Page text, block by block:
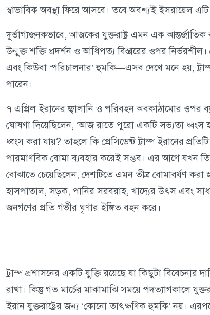
স্বাভাবিক অবস্থা ফিরে আসবে। তবে অবশ্যই ইসরায়েল
দুর্ভাগ্যজনকভাবে, আজকের যুক্তরাষ্ট্র এমন এক আন্তর্জাতিক
উন্মুক্ত শক্তি প্রদর্শন ও আধিপত্য বিস্তারের ওপর
এবং কিউবা ‘পরিচালনার’ হুমকি—এসব দেখে মনে হয়,
পারেন।
৭ এপ্রিল ইরানের জ্বালানি ও পরিবহন অবকাঠামোর ওপর
ঘোষণা দিয়েছিলেন, ‘আজ রাতে পুরো একটি সভ্যতা ধ্বংস
ধ্বংস করা যায়? তাহলে কি প্রেসিডেন্ট ট্রাম্প ইরানের
পারমাণবিক বোমা ব্যবহার করেই সম্ভব। এর আগে যখন
বোঝাতে চেয়েছিলেন, দেশটিতে এমন তীব্র বোমাবর্ষণ
হাসপাতাল, সড়ক, পানির সরবরাহ, খাদ্যের উৎস এবং
জনগণের প্রতি গভীর ঘৃণার ইঙ্গিত বহন করে।
ট্রাম্প প্রশাসনের একটি যুক্তি রয়েছে যা কিছুটা
রাখা। কিন্তু গত মার্চের মাঝামাঝি সময়ে পদত্যাগকালে
ইরান যুক্তরাষ্ট্রের জন্য ‘কোনো তাৎক্ষণিক হুমকি’ নয়।